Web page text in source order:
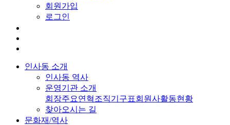
회원가입
로그인
인사동 소개
인사동 역사
운영기관 소개
회장주요연혁조직기구표회원사활동현황
찾아오시는 길
문화재/역사